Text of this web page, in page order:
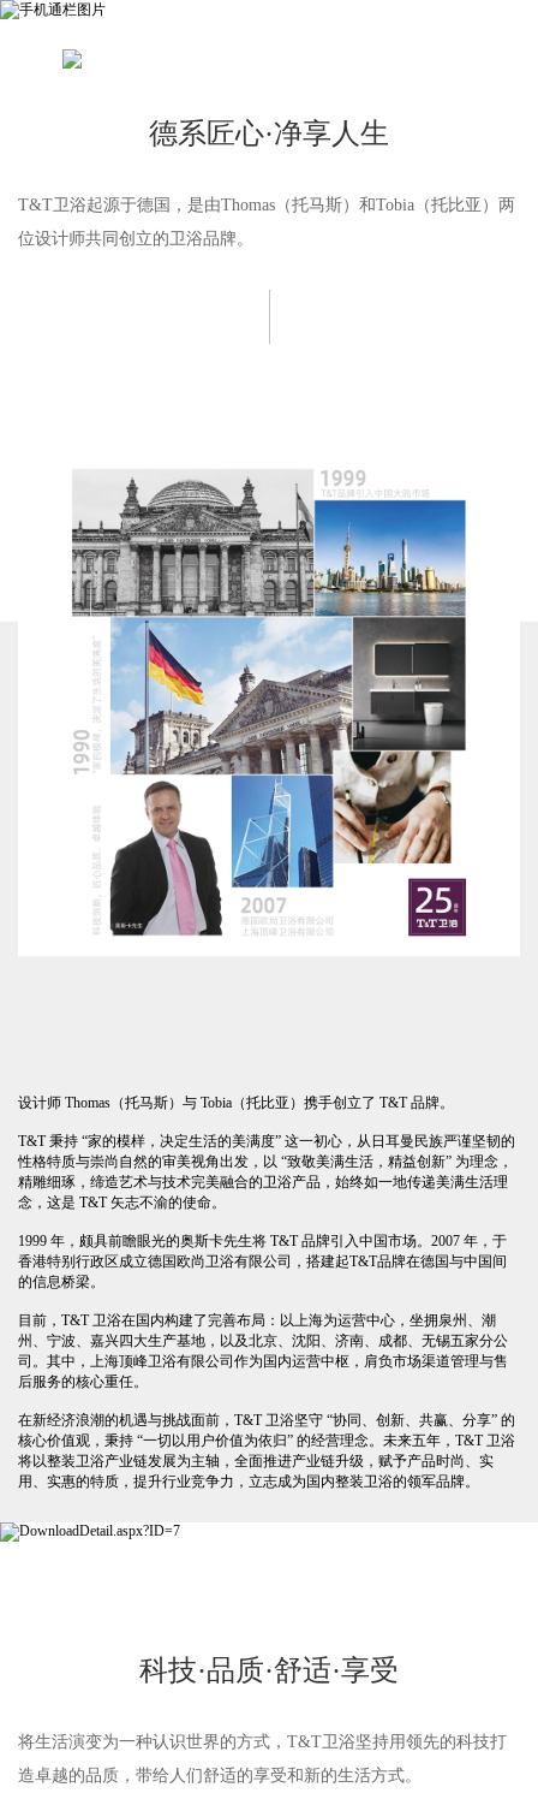
德系匠心·净享人生
T&T卫浴起源于德国，是由Thomas（托马斯）和Tobia（托比亚）两
位设计师共同创立的卫浴品牌。
设计师 Thomas（托马斯）与 Tobia（托比亚）携手创立了 T&T 品牌。
T&T 秉持 “家的模样，决定生活的美满度” 这一初心，从日耳曼民族严谨坚韧的
性格特质与崇尚自然的审美视角出发，以 “致敬美满生活，精益创新” 为理念，
精雕细琢，缔造艺术与技术完美融合的卫浴产品，始终如一地传递美满生活理
念，这是 T&T 矢志不渝的使命。
1999 年，颇具前瞻眼光的奥斯卡先生将 T&T 品牌引入中国市场。2007 年，于
香港特别行政区成立德国欧尚卫浴有限公司，搭建起T&T品牌在德国与中国间
的信息桥梁。
目前，T&T 卫浴在国内构建了完善布局：以上海为运营中心，坐拥泉州、潮
州、宁波、嘉兴四大生产基地，以及北京、沈阳、济南、成都、无锡五家分公
司。其中，上海顶峰卫浴有限公司作为国内运营中枢，肩负市场渠道管理与售
后服务的核心重任。
在新经济浪潮的机遇与挑战面前，T&T 卫浴坚守 “协同、创新、共赢、分享” 的
核心价值观，秉持 “一切以用户价值为依归” 的经营理念。未来五年，T&T 卫浴
将以整装卫浴产业链发展为主轴，全面推进产业链升级，赋予产品时尚、实
用、实惠的特质，提升行业竞争力，立志成为国内整装卫浴的领军品牌。
科技·品质·舒适·享受
将生活演变为一种认识世界的方式，T&T卫浴坚持用领先的科技打
造卓越的品质，带给人们舒适的享受和新的生活方式。